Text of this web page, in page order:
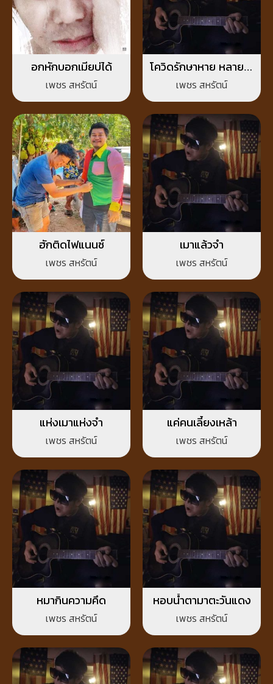
อกหักบอกเมียบ่ได้
เพชร สหรัตน์
โควิดรักษาหาย หลายใจ
รักษายาก
เพชร สหรัตน์
ฮักติดไฟแนนซ์
เพชร สหรัตน์
เมาแล้วจำ
เพชร สหรัตน์
แห่งเมาแห่งจำ
เพชร สหรัตน์
แค่คนเลี้ยงเหล้า
เพชร สหรัตน์
หมากินความคึด
เพชร สหรัตน์
หอบน้ำตามาตะวันแดง
เพชร สหรัตน์